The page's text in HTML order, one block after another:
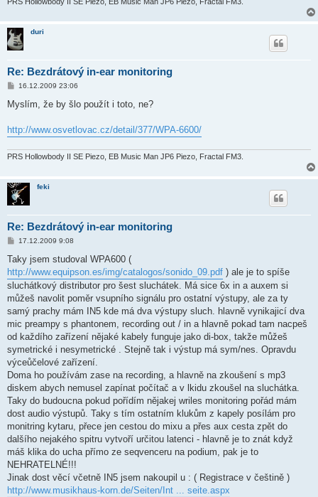
duri
Re: Bezdrátový in-ear monitoring
P
í
s
ě
v
k
16.12.2009 23:06
Myslím, že by šlo použít i toto, ne?
http://www.osvetlovac.cz/detail/377/WPA-6600/
PRS Hollowbody II SE Piezo, EB Music Man JP6 Piezo, Fractal FM3.
feki
Re: Bezdrátový in-ear monitoring
P
í
p
ě
v
e
k
17.12.2009 9:08
Taky jsem studoval WPA600 (
http://www.equipson.es/img/catalogos/sonido_09.pdf ) ale je to spíše
sluchátkový distributor pro šest sluchátek. Má sice 6x in a auxem si
můžeš navolit poměr vsupního signálu pro ostatní výstupy, ale za ty
samý prachy mám IN5 kde má dva výstupy sluch. hlavně vynikajicí dva
mic preampy s phantonem, recording out / in a hlavně pokad tam nacpeš
od každího zařízení nějaké kabely funguje jako di-box, takže můžeš
symetrické i nesymetrické . Stejně tak i výstup má sym/nes. Opravdu
výceůčelové zařízení.
Doma ho používám zase na recording, a hlavně na zkoušení s mp3
diskem abych nemusel zapínat počítač a v lkidu zkoušel na sluchátka.
Taky do budoucna pokud pořídím nějakej wriles monitoring pořád mám
dost audio výstupů. Taky s tím ostatním klukům z kapely posílám pro
monitring kytaru, přece jen cestou do mixu a přes aux cesta zpět do
dalšího nejakého spitru vytvoří určitou latenci - hlavně je to znát když
máš klika do ucha přímo ze seqvenceru na podium, pak je to
NEHRATELNÉ!!!
Jinak dost věcí včetně IN5 jsem nakoupil u : ( Registrace v češtině )
http://www.musikhaus-korn.de/Seiten/Int ... seite.aspx